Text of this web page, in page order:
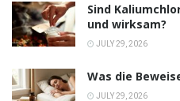
Sind
und wirksam?
JULY 29, 2026
Was die
JULY 29, 2026